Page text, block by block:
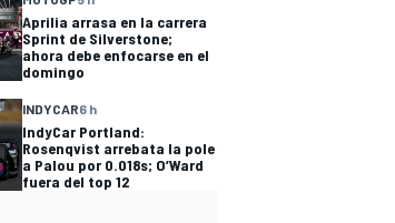
Aprilia arrasa en la carrera
Sprint de Silverstone;
ahora debe enfocarse en el
domingo
INDYCAR6 h
IndyCar Portland:
Rosenqvist arrebata la pole
a Palou por 0.018s; O’Ward
fuera del top 12